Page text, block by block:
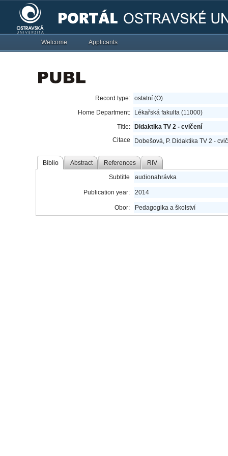
Welcome Applicants
Record type: ostatní (O)
Home Department:
Lékařská fakulta (11000)
Title:
Didaktika TV 2 - cvičení
Citace
Dobešová, P. Didaktika TV 2 -
Biblio Abstract References RIV
Subtitle audionahrávka
Publication year: 2014
Obor: Pedagogika a školství